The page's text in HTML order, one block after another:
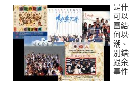
是
可
團
何
潮
別
跟
事件